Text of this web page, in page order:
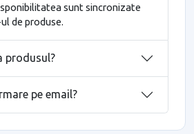
sunt sincronizate
de produse.
produsul?
pe email?